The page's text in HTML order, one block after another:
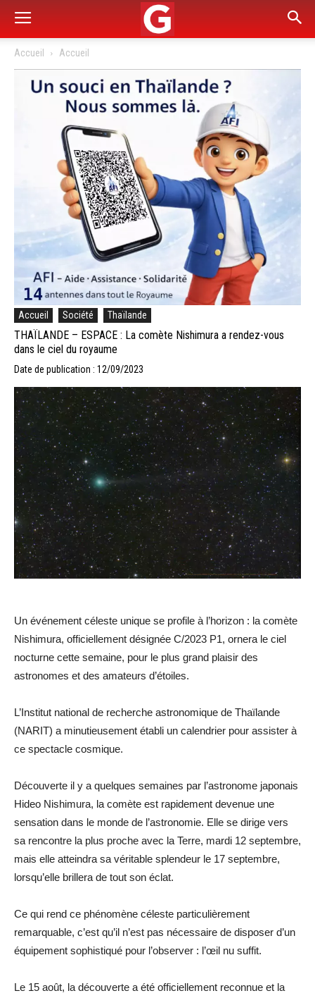
Accueil Accueil
Accueil Société Thaïlande
THAÏLANDE – ESPACE : La comète Nishimura a rendez-vous
dans le ciel du royaume
Date de publication : 12/09/2023
Un événement céleste unique se profile à l’horizon : la comète
Nishimura, officiellement désignée C/2023 P1, ornera le ciel
nocturne cette semaine, pour le plus grand plaisir des
astronomes et des amateurs d’étoiles.
L’Institut national de recherche astronomique de Thaïlande
(NARIT) a minutieusement établi un calendrier pour assister à
ce spectacle cosmique.
Découverte il y a quelques semaines par l’astronome japonais
Hideo Nishimura, la comète est rapidement devenue une
sensation dans le monde de l’astronomie. Elle se dirige vers
sa rencontre la plus proche avec la Terre, mardi 12 septembre,
mais elle atteindra sa véritable splendeur le 17 septembre,
lorsqu’elle brillera de tout son éclat.
Ce qui rend ce phénomène céleste particulièrement
remarquable, c’est qu’il n’est pas nécessaire de disposer d’un
équipement sophistiqué pour l’observer : l’œil nu suffit.
Le 15 août, la découverte a été officiellement reconnue et la